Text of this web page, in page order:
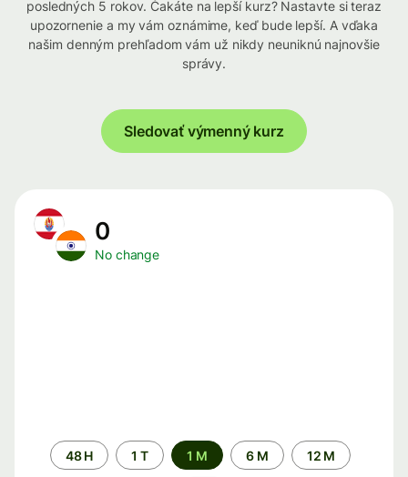
posledných 5 rokov. Čakáte na lepší kurz? Nastavte si teraz
upozornenie a my vám oznámime, keď bude lepší. A vďaka
našim denným prehľadom vám už nikdy neuniknú najnovšie
správy.
Sledovať výmenný kurz
0
No change
Time
period
48 H 1 T 1 M 6 M 12 M